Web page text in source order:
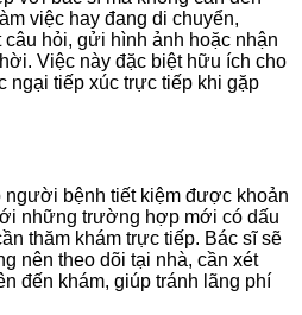
việc hay đang di chuyển,
hỏi, gửi hình ảnh hoặc nhận
Việc này đặc biệt hữu ích cho
ngại tiếp xúc trực tiếp khi gặp
bệnh tiết kiệm được khoản
những trường hợp mới có dấu
thăm khám trực tiếp. Bác sĩ sẽ
nên theo dõi tại nhà, cần xét
đến khám, giúp tránh lãng phí